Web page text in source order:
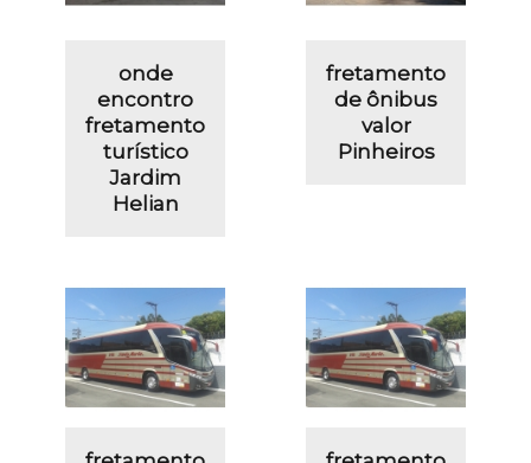
onde
encontro
fretamento
turístico
Jardim
Helian
fretamento
de ônibus
valor
Pinheiros